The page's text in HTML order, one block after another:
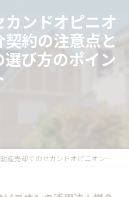
ンドオピニオ
約の注意点と
び方のポイン
却でのセカンドオピニオンの活用法！媒介契約の注意点と信頼アドバイスの選び方のポイント